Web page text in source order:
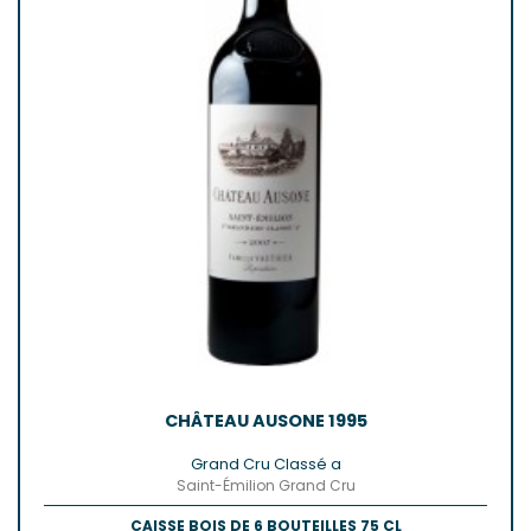
CHÂTEAU AUSONE 1995
Grand Cru Classé a
Saint-Émilion Grand Cru
CAISSE BOIS DE 6 BOUTEILLES 75 CL